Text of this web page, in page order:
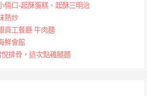
倆口-起酥蛋糕、起酥三明治
熱炒
員工餐廳 牛肉麵
鮮會館
悅排骨，這次點雞腿麵